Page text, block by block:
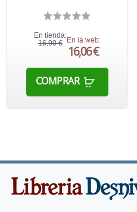
En tienda:
16,90 € En la web:
16,06 €
COMPRAR